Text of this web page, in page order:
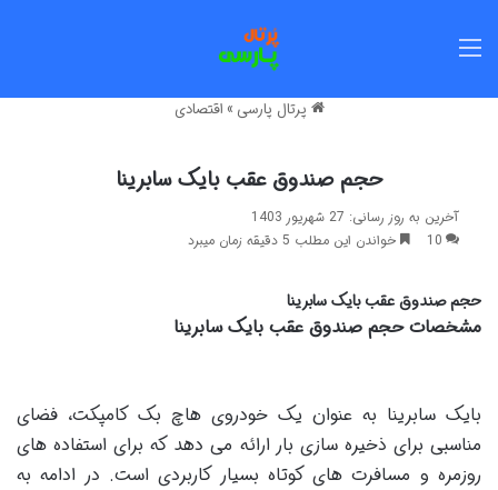
پرتال پارسی » اقتصادی
حجم صندوق عقب بایک سابرینا
آخرین به روز رسانی: 27 شهریور 1403
10
خواندن این مطلب 5 دقیقه زمان میبرد
حجم صندوق عقب بایک سابرینا
مشخصات حجم صندوق عقب بایک سابرینا
بایک سابرینا به عنوان یک خودروی هاچ بک کامپکت، فضای
مناسبی برای ذخیره سازی بار ارائه می دهد که برای استفاده های
روزمره و مسافرت های کوتاه بسیار کاربردی است. در ادامه به